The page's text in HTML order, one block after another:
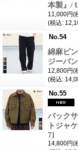
本製』/
11,000円(
(税込:
No.54
綿麻ビ
ジーパ
12,800円(
(税込:
No.55
バック
トジャ
7]
14,800円(